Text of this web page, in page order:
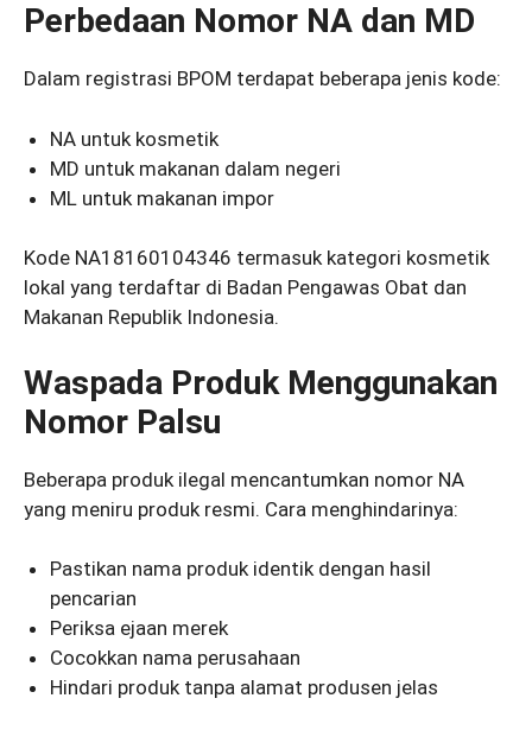
Perbedaan Nomor NA dan MD
Dalam registrasi BPOM terdapat beberapa jenis kode:
NA untuk kosmetik
MD untuk makanan dalam negeri
ML untuk makanan impor
Kode NA18160104346 termasuk kategori kosmetik
lokal yang terdaftar di Badan Pengawas Obat dan
Makanan Republik Indonesia.
Waspada Produk Menggunakan
Nomor Palsu
Beberapa produk ilegal mencantumkan nomor NA
yang meniru produk resmi. Cara menghindarinya:
Pastikan nama produk identik dengan hasil
pencarian
Periksa ejaan merek
Cocokkan nama perusahaan
Hindari produk tanpa alamat produsen jelas